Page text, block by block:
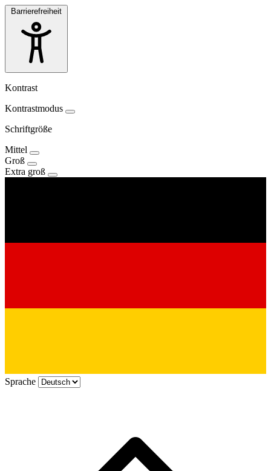
Barrierefreiheit
Kontrast
Kontrastmodus
Schriftgröße
Mittel
Groß
Extra groß
Sprache